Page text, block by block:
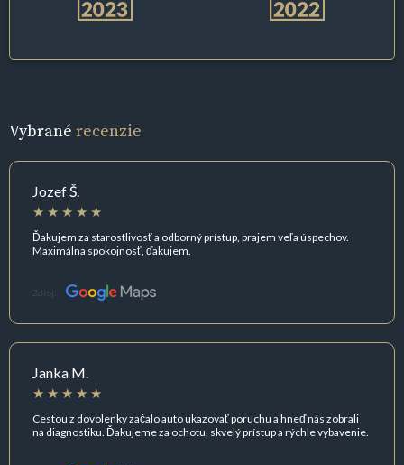
Vybrané recenzie
Jozef Š.
Ďakujem za starostlivosť a odborný prístup, prajem veľa úspechov.
Maximálna spokojnosť, ďakujem.
Zdroj:
Janka M.
Cestou z dovolenky začalo auto ukazovať poruchu a hneď nás zobrali
na diagnostiku. Ďakujeme za ochotu, skvelý prístup a rýchle vybavenie.